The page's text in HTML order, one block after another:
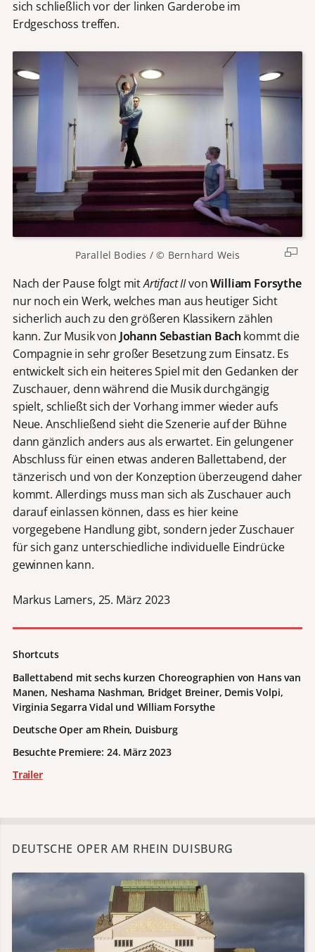
sich schließlich vor der linken Garderobe im
Erdgeschoss treffen.
Parallel Bodies / © Bernhard Weis
Nach der Pause folgt mitArtifact IIvonWilliam Forsythe
nur noch ein Werk, welches man aus heutiger Sicht
sicherlich auch zu den größeren Klassikern zählen
kann. Zur Musik von Johann Sebastian Bachkommt die
Compagnie in sehr großer Besetzung zum Einsatz. Es
entwickelt sich ein heiteres Spiel mit den Gedanken der
Zuschauer, denn während die Musik durchgängig
spielt, schließt sich der Vorhang immer wieder aufs
Neue. Anschließend sieht die Szenerie auf der Bühne
dann gänzlich anders aus als erwartet. Ein gelungener
Abschluss für einen etwas anderen Ballettabend, der
tänzerisch und von der Konzeption überzeugend daher
kommt. Allerdings muss man sich als Zuschauer auch
darauf einlassen können, dass es hier keine
vorgegebene Handlung gibt, sondern jeder Zuschauer
für sich ganz unterschiedliche individuelle Eindrücke
gewinnen kann.
Markus Lamers, 25. März 2023
Shortcuts
Ballettabend mit sechs kurzen Choreographien von Hans van
Manen, Neshama Nashman, Bridget Breiner, Demis Volpi,
Virginia Segarra Vidal und William Forsythe
Deutsche Oper am Rhein, Duisburg
Besuchte Premiere: 24. März 2023
Trailer
DEUTSCHE OPER AM RHEIN DUISBURG